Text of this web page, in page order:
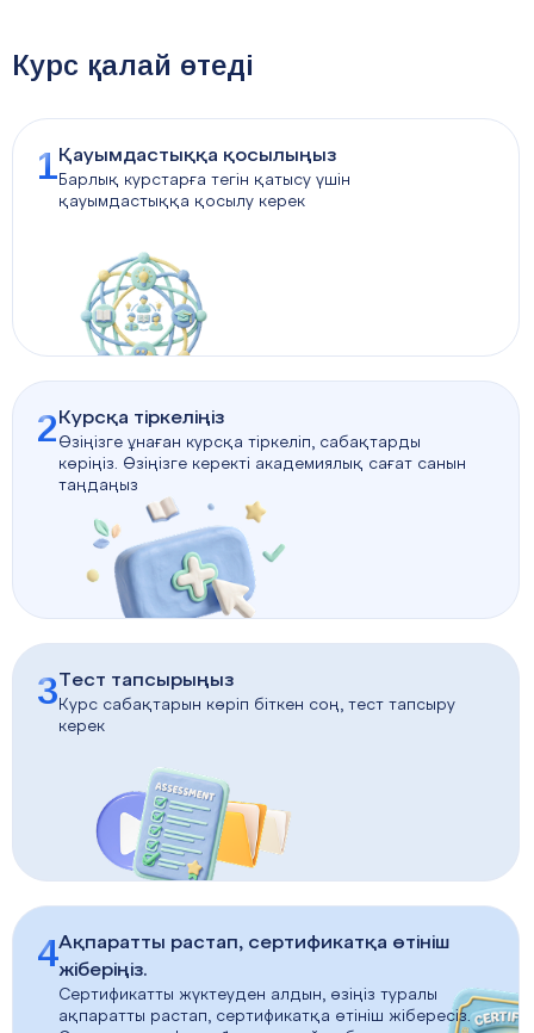
Курс қалай өтеді
1Қауымдастыққа қосылыңыз
Барлық курстарға тегін қатысу үшін
қауымдастыққа қосылу керек
2 Курсқа тіркеліңіз
Өзіңізге ұнаған курсқа тіркеліп, сабақтарды
көріңіз. Өзіңізге керекті академиялық сағат санын
таңдаңыз
3Тест тапсырыңыз
Курс сабақтарын көріп біткен соң, тест тапсыру
керек
4Ақпаратты растап, сертификатқа өтініш
жіберіңіз.
Сертификатты жүктеуден алдын, өзіңіз туралы
ақпаратты растап, сертификатқа өтініш жібересіз.